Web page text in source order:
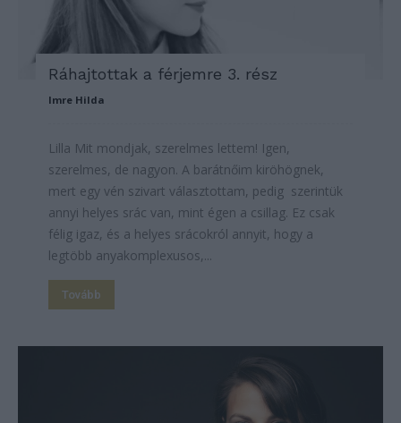
Ráhajtottak a férjemre 3. rész
Imre Hilda
Lilla Mit mondjak, szerelmes lettem! Igen,
szerelmes, de nagyon. A barátnőim kiröhögnek,
mert egy vén szivart választottam, pedig szerintük
annyi helyes srác van, mint égen a csillag. Ez csak
félig igaz, és a helyes srácokról annyit, hogy a
legtöbb anyakomplexusos,...
Tovább